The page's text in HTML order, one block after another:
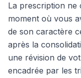
La prescription
moment où vous
de son caractère
après la
une révision de
encadrée par les